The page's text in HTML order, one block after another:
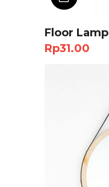
Floor Lamp
Rp31.00